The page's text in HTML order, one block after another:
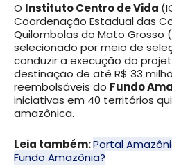
O Instituto Centro de Vida
Coordenação Estadual das
Quilombolas do Mato Grosso
selecionado por meio de
conduzir a execução do
destinação de até R$ 33
reembolsáveis do Fundo
iniciativas em 40 territórios
amazônica.
Leia também:Portal
Fundo Amazônia?